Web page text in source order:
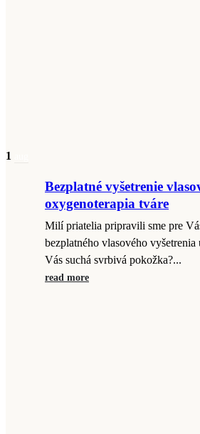
1
Bezplatné vyšetrenie
oxygenoterapia tváre
Milí priatelia pripravili sme pre
bezplatného vlasového
Vás suchá svrbivá pokožka?...
read more